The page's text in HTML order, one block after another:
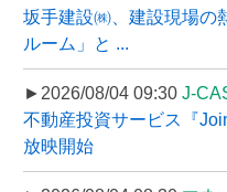
坂手建設㈱、建設現場の
ルーム」と ...
►2026/08/04 09:30 J-
不動産投資サービス『
放映開始